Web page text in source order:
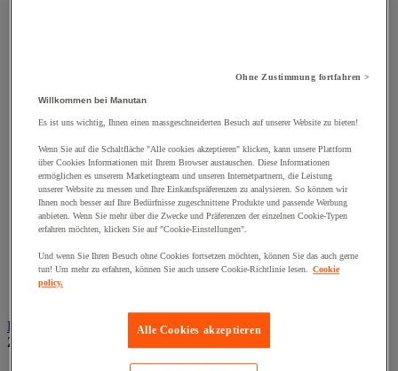
Nivellierungsfuß
Scharniere
Schraube
Schraubstange
Spitzen, Nägel und Heftklammern
Stifte und Dübel
Tür-, Fenster- und Möbelgriff
Türbänder und-Türangeln
Verbindungsstück, Einlage, Feder und Gewindeeinsatz
Vibrationsschutz
Beleuchtung
Zur gesamten Produktgruppe
Ohne Zustimmung fortfahren >
Willkommen bei Manutan
Es ist uns wichtig, Ihnen einen massgeschneiderten Besuch auf unserer Website zu bieten!
Wenn Sie auf die Schaltfläche "Alle cookies akzeptieren" klicken, kann unsere Plattform
über Cookies Informationen mit Ihrem Browser austauschen. Diese Informationen
ermöglichen es unserem Marketingteam und unseren Internetpartnern, die Leistung
unserer Website zu messen und Ihre Einkaufspräferenzen zu analysieren. So können wir
Ihnen noch besser auf Ihre Bedürfnisse zugeschnittene Produkte und passende Werbung
anbieten. Wenn Sie mehr über die Zwecke und Präferenzen der einzelnen Cookie-Typen
erfahren möchten, klicken Sie auf "Cookie-Einstellungen".
Und wenn Sie Ihren Besuch ohne Cookies fortsetzen möchten, können Sie das auch gerne
tun! Um mehr zu erfahren, können Sie auch unsere Cookie-Richtlinie lesen. Cookie
policy.
Alle Cookies akzeptieren